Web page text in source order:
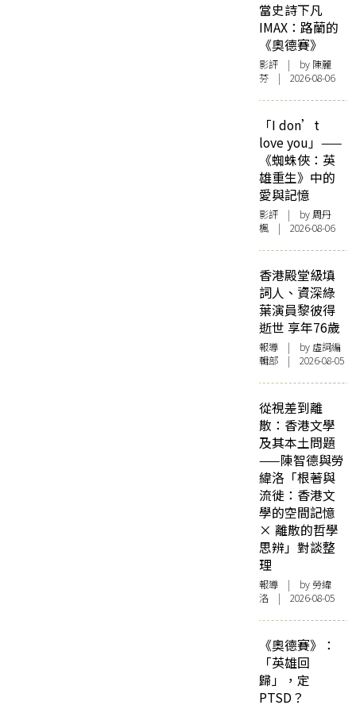
當史詩下凡
IMAX：路蘭的
《奧德賽》
影評 | by 陳麗
芬 | 2026-08-06
「I don’t
love you」——
《蜘蛛俠：英
雄重生》中的
愛與記憶
影評 | by周丹
楓 | 2026-08-06
香港殿堂級填
詞人、資深綠
葉演員黎彼得
逝世 享年76歲
報導 | by 虛詞編
輯部 | 2026-08-05
從視差到離
散：香港文學
及其本土問題
——陳智德與勞
緯洛「根著與
流徙：香港文
學的空間記憶
× 離散的哲學
思辨」對談整
理
報導 | by 勞緯
洛 | 2026-08-05
《奧德賽》：
「英雄回
歸」，定
PTSD？